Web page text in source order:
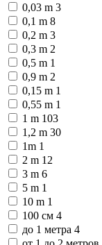
0,03 m 3
0,1 m 8
0,2 m 3
0,3 m 2
0,5 m 1
0,9 m 2
0,15 m 1
0,55 m 1
1 m 103
1,2 m 30
1m 1
2 m 12
3 m 6
5 m 1
10 m 1
100 см 4
до 1 метра 4